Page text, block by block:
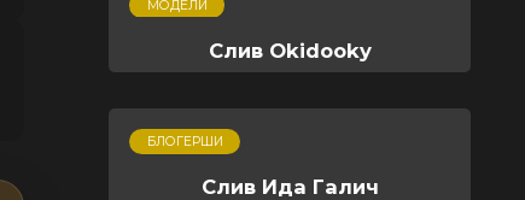
МОДЕЛИ
Слив Okidooky
БЛОГЕРШИ
Слив Ида Галич